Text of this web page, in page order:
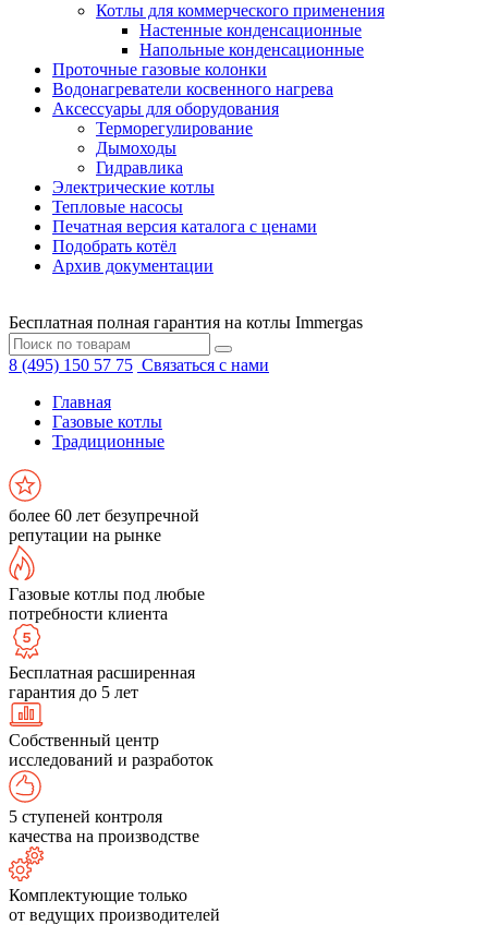
Котлы для коммерческого применения
Настенные конденсационные
Напольные конденсационные
Проточные газовые колонки
Водонагреватели косвенного нагрева
Аксессуары для оборудования
Терморегулирование
Дымоходы
Гидравлика
Электрические котлы
Тепловые насосы
Печатная версия каталога с ценами
Подобрать котёл
Архив документации
Бесплатная полная гарантия на котлы Immergas
8 (495) 150 57 75 Связаться с нами
Главная
Газовые котлы
Традиционные
более 60 лет безупречной
репутации на рынке
Газовые котлы под любые
потребности клиента
Бесплатная расширенная
гарантия до 5 лет
Собственный центр
исследований и разработок
5 ступеней контроля
качества на производстве
Комплектующие только
от ведущих производителей